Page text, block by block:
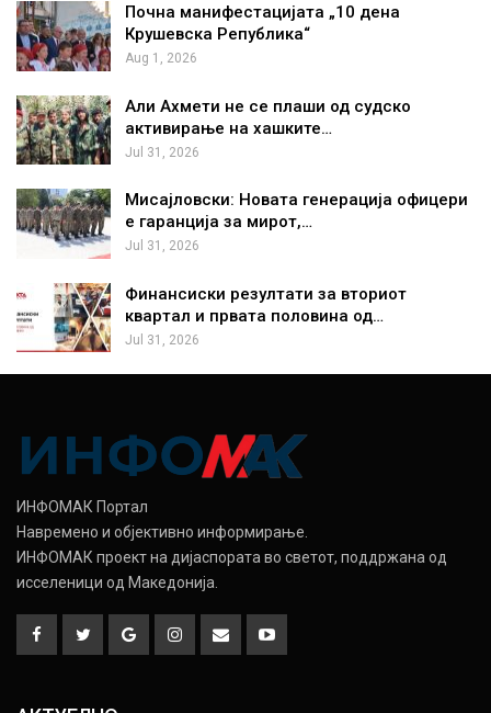
Почна манифестацијата „10 дена
Крушевска Република“
Aug 1, 2026
Али Ахмети не се плаши од судско
активирање на хашките…
Jul 31, 2026
Мисајловски: Новата генерација офицери
е гаранција за мирот,…
Jul 31, 2026
Финансиски резултати за вториот
квартал и првата половина од…
Jul 31, 2026
ИНФОМАК Портал
Навремено и објективно информирање.
ИНФОМАК проект на дијаспората во светот, поддржана од
исселеници од Македонија.